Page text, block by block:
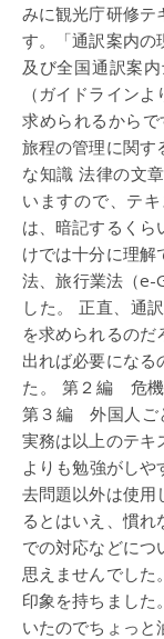
みに観光庁研修テ
す。「通訳案内の
及び全国通訳案
（ガイドライン
求められるから
旅程の管理に関す
な知識 法律の文
いますので、テ
は、暗記するくら
けでは十分に理解
法、旅行業法（e-
した。 正直、通
を求められるのだ
出れば必要になる
た。 第２編 危機
第３編 外国人ご
実務は以上のテキ
よりも勉強がしや
去問題以外は使用
るとはいえ、慣
での対応などにつ
思えませんでした
印象を持ちました
いたのでちょっと